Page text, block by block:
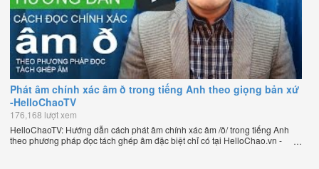
Phát âm chính xác âm ð trong tiếng Anh theo giọng bản xứ
-HelloChaoTV
176,168 lượt xem
HelloChaoTV: Hướng dẫn cách phát âm chính xác âm /ð/ trong tiếng Anh
theo phương pháp đọc tách ghép âm đặc biệt chỉ có tại HelloChao.vn -